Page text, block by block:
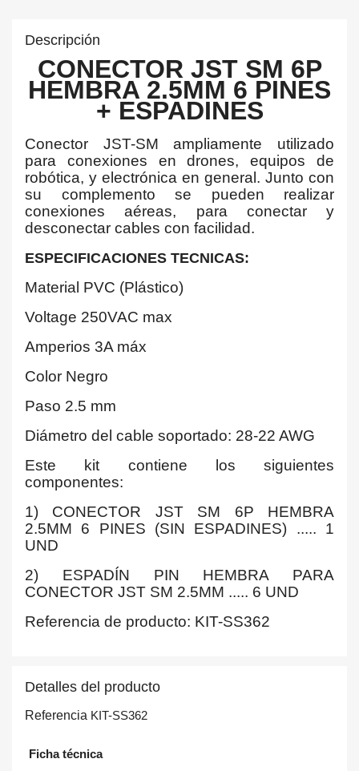
Descripción
CONECTOR JST SM 6P
HEMBRA 2.5MM 6 PINES
+ ESPADINES
Conector JST-SM ampliamente utilizado
para conexiones en drones, equipos de
robótica, y electrónica en general. Junto con
su complemento se pueden realizar
conexiones aéreas, para conectar y
desconectar cables con facilidad.
ESPECIFICACIONES TECNICAS:
Material PVC (Plástico)
Voltage 250VAC max
Amperios 3A máx
Color Negro
Paso 2.5 mm
Diámetro del cable soportado: 28-22 AWG
Este kit contiene los siguientes
componentes:
1) CONECTOR JST SM 6P HEMBRA
2.5MM 6 PINES (SIN ESPADINES) ..... 1
UND
2) ESPADÍN PIN HEMBRA PARA
CONECTOR JST SM 2.5MM ..... 6 UND
Referencia de producto: KIT-SS362
Detalles del producto
Referencia KIT-SS362
Ficha técnica